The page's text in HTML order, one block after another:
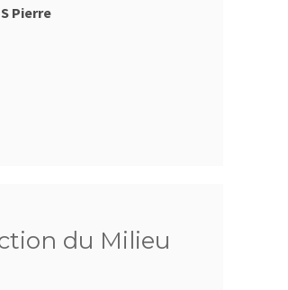
Pierre
du Milieu